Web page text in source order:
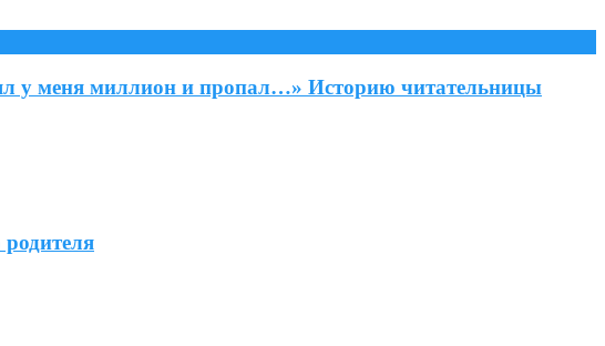
у меня миллион и пропал…» Историю читательницы